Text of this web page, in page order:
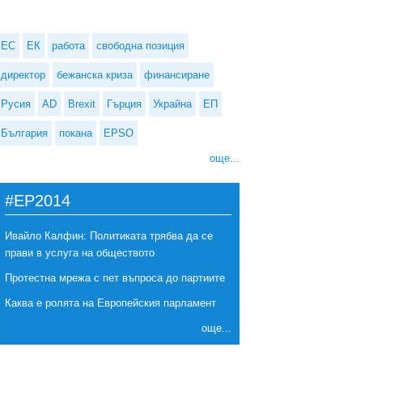
ЕС ЕК работа свободна позиция
директор бежанска криза финансиране
Русия AD Brexit Гърция Украйна ЕП
България покана EPSO
още...
#EP2014
Ивайло Калфин: Политиката трябва да се
прави в услуга на обществото
Протестна мрежа с пет въпроса до партиите
Каква е ролята на Европейския парламент
още...